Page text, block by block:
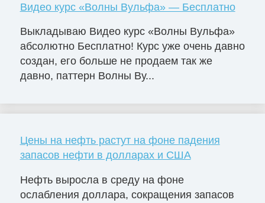
Видео курс «Волны Вульфа» — Бесплатно
Выкладываю Видео курс «Волны Вульфа»
абсолютно Бесплатно! Курс уже очень давно
создан, его больше не продаем так же
давно, паттерн Волны Ву...
Цены на нефть растут на фоне падения
запасов нефти в долларах и США
Нефть выросла в среду на фоне
ослабления доллара, сокращения запасов